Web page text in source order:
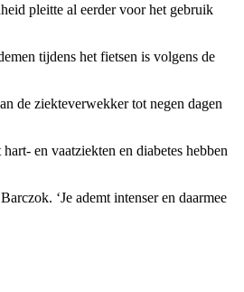
pleitte al eerder voor het gebruik
tijdens het fietsen is volgens de
de ziekteverwekker tot negen dagen
en vaatziekten en diabetes hebben
‘Je ademt intenser en daarmee